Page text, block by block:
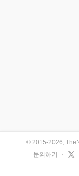
© 2015-2026,
문의하기
·